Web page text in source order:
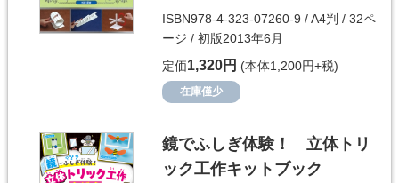
ISBN978-4-323-07260-9 / A4判 / 32ペ
ージ / 初版2013年6月
定価1,320円 (本体1,200円+税)
在庫僅少
鏡でふしぎ体験！ 立体トリ
ック工作キットブック